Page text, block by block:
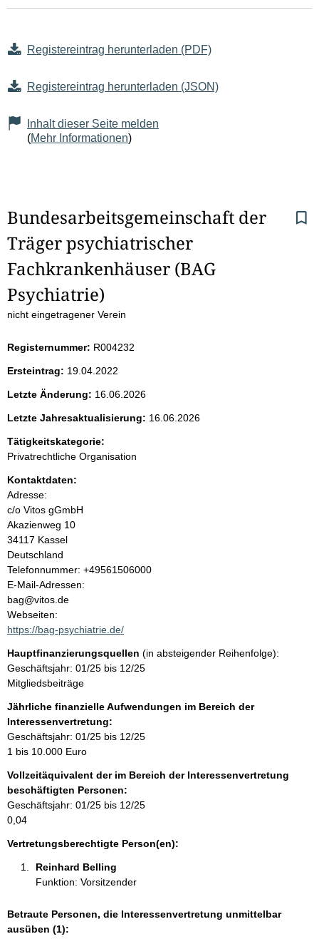
Registereintrag herunterladen (PDF)
Registereintrag herunterladen (JSON)
Inhalt dieser Seite melden
(Mehr Informationen)
S
e
i
t
e
n
i
n
h
a
l
t
Bundesarbeitsgemeinschaft der
Träger psychiatrischer
Fachkrankenhäuser (BAG
Psychiatrie)
nicht eingetragener Verein
Registernummer: R004232
Ersteintrag: 19.04.2022
Letzte Änderung: 16.06.2026
Letzte Jahresaktualisierung: 16.06.2026
Tätigkeitskategorie:
Privatrechtliche Organisation
Kontaktdaten:
Adresse:
c/o Vitos gGmbH
Akazienweg 10
34117 Kassel
Deutschland
K
o
n
t
a
t
i
n
f
o
r
m
t
i
o
n
e
Telefonnummer: +49561506000
E-Mail-Adressen:
bag@vitos.de
Webseiten:
https://bag-psychiatrie.de/
Hauptfinanzierungsquellen (in absteigender Reihenfolge):
Geschäftsjahr: 01/25 bis 12/25
Mitgliedsbeiträge
Jährliche finanzielle Aufwendungen im Bereich der
Interessenvertretung:
Geschäftsjahr: 01/25 bis 12/25
1 bis 10.000 Euro
Vollzeitäquivalent der im Bereich der Interessenvertretung
beschäftigten Personen:
Geschäftsjahr: 01/25 bis 12/25
0,04
Vertretungsberechtigte Person(en):
Reinhard Belling
Funktion: Vorsitzender
Betraute Personen, die Interessenvertretung unmittelbar
ausüben (1):